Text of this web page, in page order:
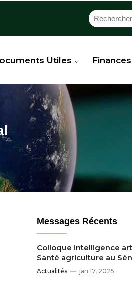
Utiles Finances
Messages Récents
Colloque intelligence
Santé agriculture au
Actualités jan 17, 2025